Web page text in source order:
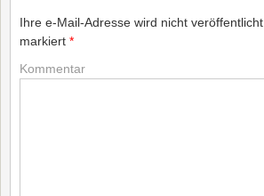
Ihre e-Mail-Adresse wird nicht veröffentlicht.
markiert *
Kommentar